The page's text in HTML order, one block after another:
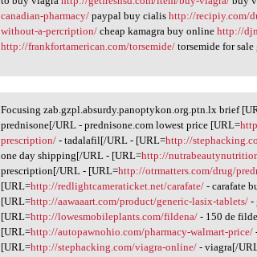
canadian-pharmacy/ paypal buy cialishttp://recipiy.com/
without-a-percription/ cheap kamagra buy onlinehttp://
http://frankfortamerican.com/torsemide/ torsemide for
Focusing zab.gzpl.absurdy
Focusing zab.gzpl.absurdy.panoptykon.org.ptn.lx brief
prednisone[/URL - prednisone.com lowest price [URL=
prescription/ - tadalafil[/URL - [URL=http://
one day shipping[/URL - [URL=http://
prescription[/URL - [URL=http://otrmatters.com/drug/
[URL=http://redlightcameraticket.net/carafate/ - carafate
[URL=http://aawaaart.com/product/generic-lasix-tablets/ -
[URL=http://lowesmobileplants.com/fildena/ - 150 de
[URL=http://autopawnohio.com/pharmacy-walmart-price/
[URL=http://stephacking.com/viagra-online/ - viagra[/